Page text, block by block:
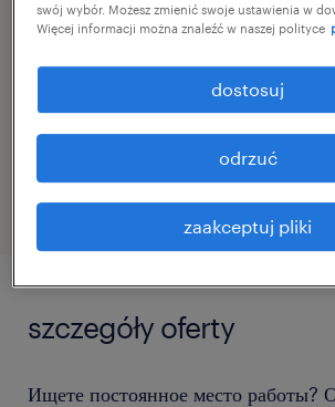
specjalizacja
продукция
reference number
szczegóły oferty
Ищете постоянное место работы?
swój wybór. Możesz zmienić swoje ustawienia w
Więcej informacji można znaleźć w naszej polityce
zaakceptuj pliki
odrzuć
dostosuj